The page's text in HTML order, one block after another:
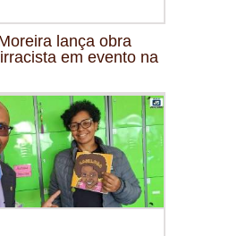
lança obra
em evento na